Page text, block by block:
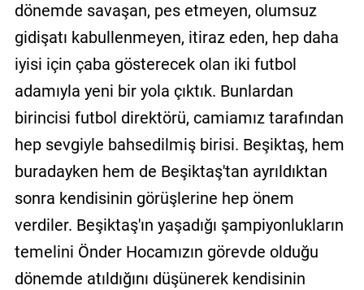
dönemde savaşan, pes etmeyen, olumsuz
gidişatı kabullenmeyen, itiraz eden, hep daha
iyisi için çaba gösterecek olan iki futbol
adamıyla yeni bir yola çıktık. Bunlardan
birincisi futbol direktörü, camiamız tarafından
hep sevgiyle bahsedilmiş birisi. Beşiktaş, hem
buradayken hem de Beşiktaş'tan ayrıldıktan
sonra kendisinin görüşlerine hep önem
verdiler. Beşiktaş'ın yaşadığı şampiyonlukların
temelini Önder Hocamızın görevde olduğu
dönemde atıldığını düşünerek kendisinin